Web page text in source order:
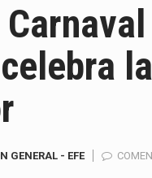
GENERAL - EFE